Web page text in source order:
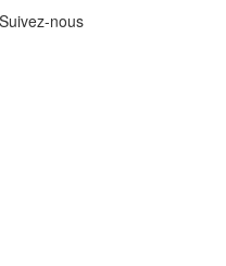
Suivez-nous